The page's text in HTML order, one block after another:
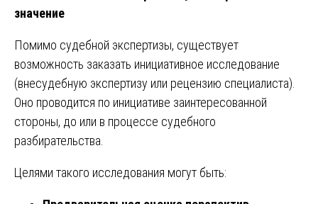
значение
Помимо судебной экспертизы, существует
возможность заказать инициативное исследование
(внесудебную экспертизу или рецензию специалиста).
Оно проводится по инициативе заинтересованной
стороны, до или в процессе судебного
разбирательства.
Целями такого исследования могут быть: